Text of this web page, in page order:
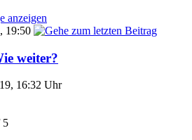
anzeigen
19:50
weiter?
16:32 Uhr
5